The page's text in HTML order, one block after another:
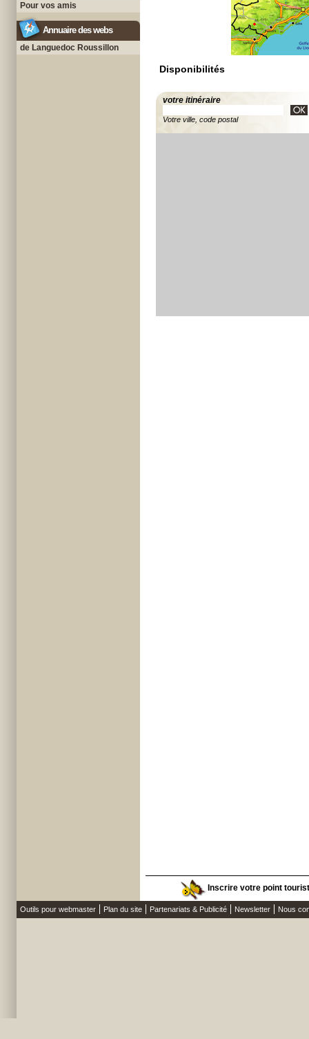
Pour vos amis
Annuaire des webs
de Languedoc Roussillon
Disponibilités
votre itinéraire
Votre ville, code postal
Inscrire votre point
Outils pour webmaster Plan du site Partenariats & Publicité Newsletter Nous